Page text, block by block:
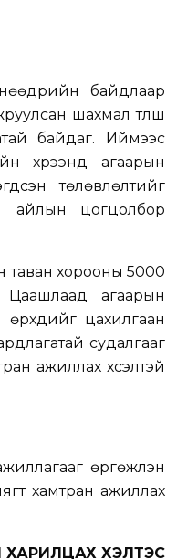
байдлаар
шахмал түлш
байдаг. Иймээс
хүрээнд агаарын
төлөвлөлтийг
айлын цогцолбор
таван хорооны 5000
Цаашлаад агаарын
цахилгаан
судалгааг
ажиллах хүсэлтэй
өргөжүүлэн
нягт хамтран ажиллах
ХАРИЛЦАХ ХЭЛТЭС